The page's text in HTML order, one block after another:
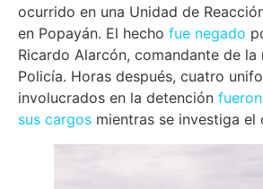
ocurrido en una Unidad de
en Popayán. El hecho fue negado
Ricardo Alarcón, comandante de la
Policía. Horas después, cuatro
involucrados en la detención
sus cargos mientras se investiga el